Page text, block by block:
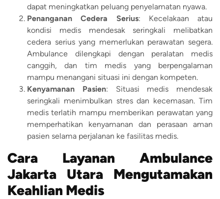
dapat meningkatkan peluang penyelamatan nyawa.
Penanganan Cedera Serius: Kecelakaan atau
kondisi medis mendesak seringkali melibatkan
cedera serius yang memerlukan perawatan segera.
Ambulance dilengkapi dengan peralatan medis
canggih, dan tim medis yang berpengalaman
mampu menangani situasi ini dengan kompeten.
Kenyamanan Pasien: Situasi medis mendesak
seringkali menimbulkan stres dan kecemasan. Tim
medis terlatih mampu memberikan perawatan yang
memperhatikan kenyamanan dan perasaan aman
pasien selama perjalanan ke fasilitas medis.
Cara Layanan Ambulance
Jakarta Utara Mengutamakan
Keahlian Medis